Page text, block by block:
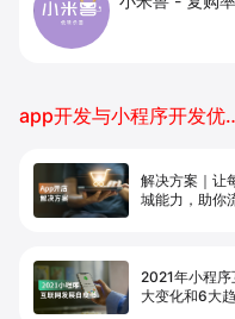
app开发与
解决方案｜让
城能⼒，助你
2021年小程
大变化和6大